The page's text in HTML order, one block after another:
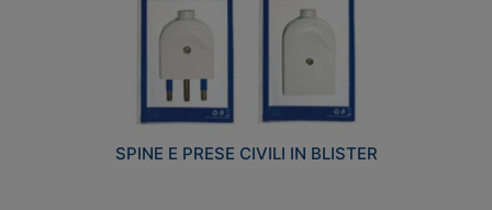
SPINE E PRESE CIVILI IN BLISTER